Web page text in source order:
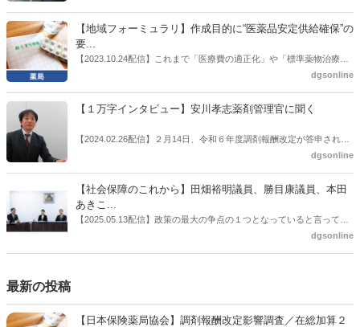
候補の前提となるもの。薬剤師に関わる政策に広く・深く関わってき
た同氏の復活に向けた薬剤師業界の期待には熱いものがある。不透明
感の払拭できない医療・介護・障害者サービスのトリプル改定等へ
の、薬剤師業界の強い危機感の裏返しといってもいいだろう。本稿で
【地域フォーミュラリ】作成目的に“医薬品安定供給確保”の
要...
【2023.10.24配信】これまで「医療費の適正化」や「標準薬物治療の
推進」などが目的とされることが多かった地域フォーミュラリの作
た。医薬品の安定供給確保だ。10月22日に開かれた「日本フォーミュ
飯田市）は、会員薬局から安定供給確保への強い要望があったことを
受け、安定供給確保が見込めるPPI３成分について銘柄を含めて選定
dgsonline
【１万字インタビュー】安川孝志薬剤管理官に聞く
【2024.02.26配信】２月14日、令和６年度調剤報酬改定が答申され
た。本紙では、厚生労働省保険局医療課・薬剤管理官の安川孝志氏
dgsonline
【社会保障のこれから】田畑裕明議員、勝目康議員、本田
あきこ...
【2025.05.13配信】政策の最大の争点の１つとなっていると言っても
よいのが社会保障のこれからのあり方だ。特に与党では、政府関係者
dgsonline
最新の投稿
【日本保険薬局協会】調剤報酬改定影響調査／在総加算２